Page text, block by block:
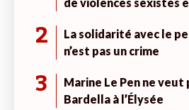
2
La solidarité avec le
n’est pas un crime
3
Marine Le Pen ne veut
Bardella à l’Élysée